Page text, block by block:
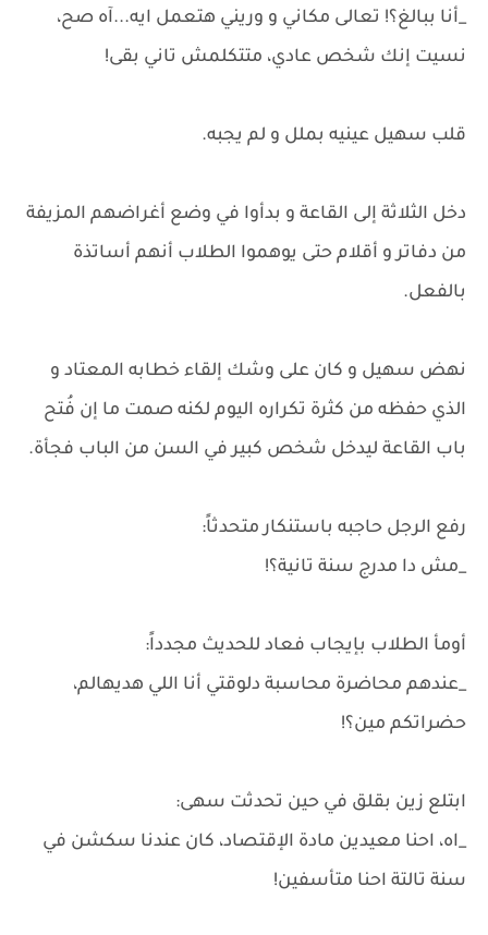
_أنا ببالغ؟! تعالى مكاني و وريني هتعمل ايه...آه صح،
نسيت إنك شخص عادي، متتكلمش تاني بقى!
قلب سهيل عينيه بملل و لم يجبه.
دخل الثلاثة إلى القاعة و بدأوا في وضع أغراضهم المزيفة
من دفاتر و أقلام حتى يوهموا الطلاب أنهم أساتذة
بالفعل.
نهض سهيل و كان على وشك إلقاء خطابه المعتاد و
الذي حفظه من كثرة تكراره اليوم لكنه صمت ما إن فُتح
باب القاعة ليدخل شخص كبير في السن من الباب فجأة.
رفع الرجل حاجبه باستنكار متحدثاً:
_مش دا مدرج سنة تانية؟!
أومأ الطلاب بإيجاب فعاد للحديث مجدداً:
_عندهم محاضرة محاسبة دلوقتي أنا اللي هديهالم،
حضراتكم مين؟!
ابتلع زين بقلق في حين تحدثت سهى:
_اه، احنا معيدين مادة الإقتصاد، كان عندنا سكشن في
سنة تالتة احنا متأسفين!